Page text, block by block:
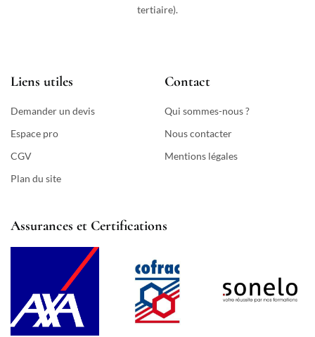
tertiaire).
Liens utiles
Demander un devis
Espace pro
CGV
Plan du site
Contact
Qui sommes-nous ?
Nous contacter
Mentions légales
Assurances et Certifications